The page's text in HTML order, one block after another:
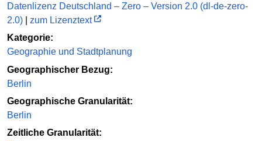
Datenlizenz Deutschland – Zero – Version 2.0 (dl-de-zero-
2.0)
zum Lizenztext
Kategorie:
Geographie und Stadtplanung
Geographischer Bezug:
Berlin
Geographische Granularität:
Berlin
Zeitliche Granularität: